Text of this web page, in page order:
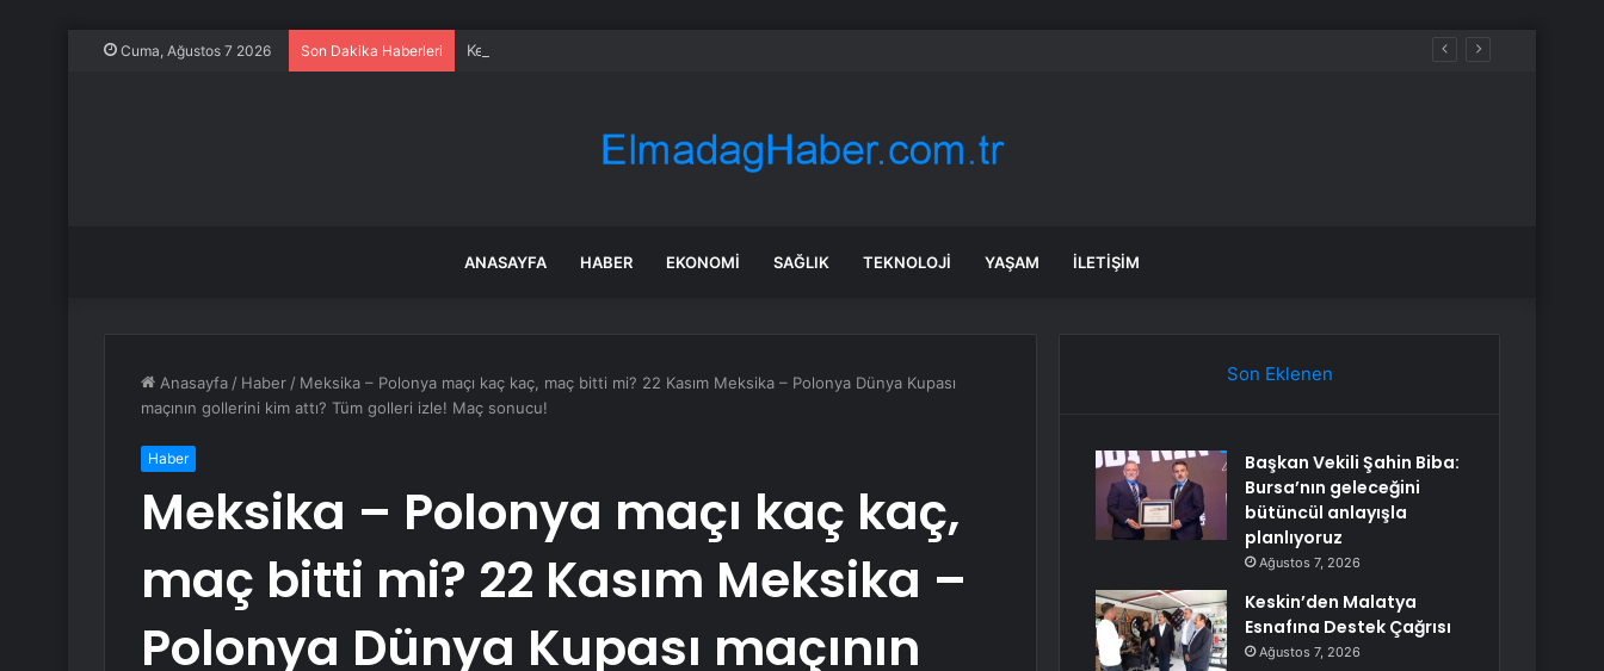
Cuma, Ağustos 7 2026 Son Dakika Haberleri Keskin’den Malatya Esnafına Destek Çağrısı
ANASAYFA HABER EKONOMI SAĞLIK TEKNOLOJI YAŞAM İLETIŞIM
Anasayfa / Haber / Meksika – Polonya maçı kaç kaç, maç bitti mi? 22 Kasım Meksika – Polonya Dünya Kupası
maçının gollerini kim attı? Tüm golleri izle! Maç sonucu!
Haber
Meksika – Polonya maçı kaç kaç,
maç bitti mi? 22 Kasım Meksika –
Polonya Dünya Kupası maçının
Son Eklenen
Başkan Vekili Şahin Biba:
Bursa’nın geleceğini
bütüncül anlayışla
planlıyoruz
Ağustos 7, 2026
Keskin’den Malatya
Esnafına Destek Çağrısı
Ağustos 7, 2026